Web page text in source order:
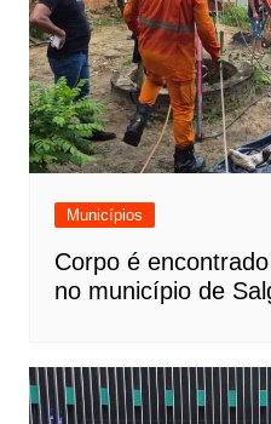
Municípios
Corpo é
no município de